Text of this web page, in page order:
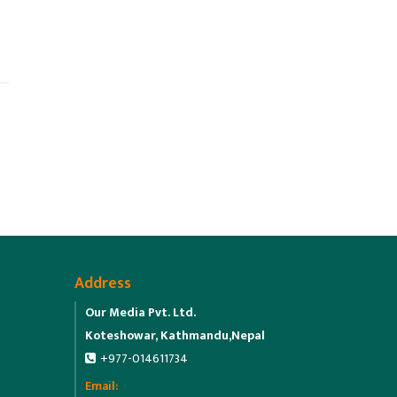
Address
Our Media Pvt. Ltd.
Koteshowar, Kathmandu,Nepal
+977-014611734
Email: